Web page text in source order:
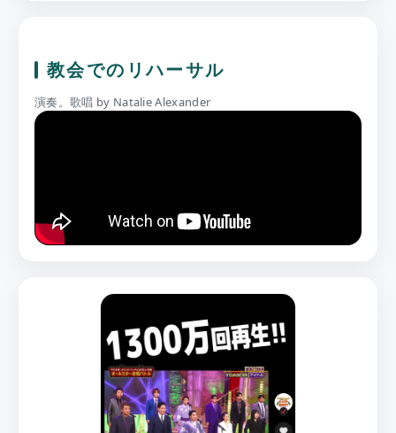
教会でのリハーサル
演奏。歌唱 by Natalie Alexander